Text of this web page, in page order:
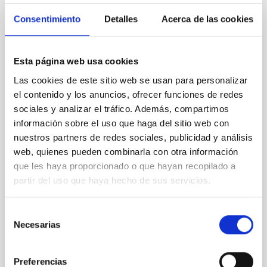
Consentimiento Detalles Acerca de las cookies
Esta página web usa cookies
Las cookies de este sitio web se usan para personalizar
el contenido y los anuncios, ofrecer funciones de redes
sociales y analizar el tráfico. Además, compartimos
información sobre el uso que haga del sitio web con
nuestros partners de redes sociales, publicidad y análisis
web, quienes pueden combinarla con otra información
que les haya proporcionado o que hayan recopilado a
partir del uso que haya hecho de sus servicios.
Necesarias
Preferencias
Un contrato - Técnico/a de Taller -
Especialidad Mecánica- Fijo Laboral - PS-
2026-032
Se convoca proceso selectivo para el ingreso, como
personal laboral fijo, de un puesto de trabajo con la
categoría profesional de Técnico/a de Taller, acogido
al Convenio y que tendrá, entre otras, las siguientes
funciones: Realización de trabajos de fabricación
mecánica, ajuste y montaje de piezas y conjuntos,
empleando máquinas herramienta
Plazo de presentación hasta el